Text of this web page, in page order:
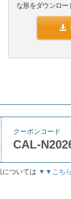
な形をダウンロー
クーポンコード
CAL-
ついては ▼▼こち